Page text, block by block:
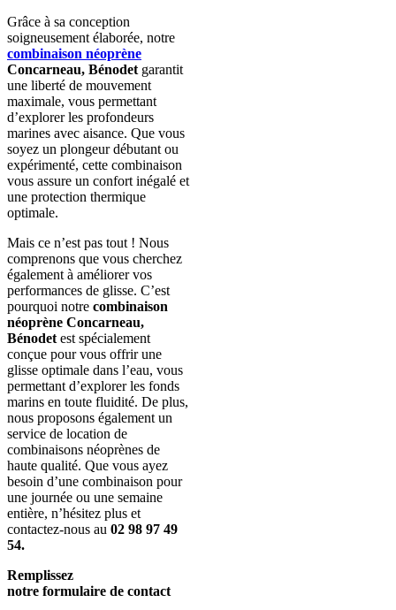
Grâce à sa conception
soigneusement élaborée, notre
combinaison néoprène
Concarneau, Bénodet garantit
une liberté de mouvement
maximale, vous permettant
d’explorer les profondeurs
marines avec aisance. Que vous
soyez un plongeur débutant ou
expérimenté, cette combinaison
vous assure un confort inégalé et
une protection thermique
optimale.
Mais ce n’est pas tout ! Nous
comprenons que vous cherchez
également à améliorer vos
performances de glisse. C’est
pourquoi notre combinaison
néoprène Concarneau,
Bénodet est spécialement
conçue pour vous offrir une
glisse optimale dans l’eau, vous
permettant d’explorer les fonds
marins en toute fluidité. De plus,
nous proposons également un
service de location de
combinaisons néoprènes de
haute qualité. Que vous ayez
besoin d’une combinaison pour
une journée ou une semaine
entière, n’hésitez plus et
contactez-nous au 02 98 97 49
54.
Remplissez
notre formulaire de contact